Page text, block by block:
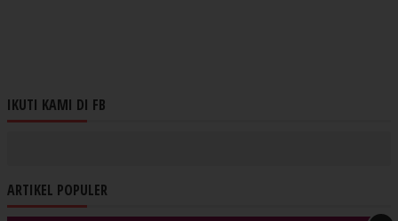
IKUTI KAMI DI FB
ARTIKEL POPULER